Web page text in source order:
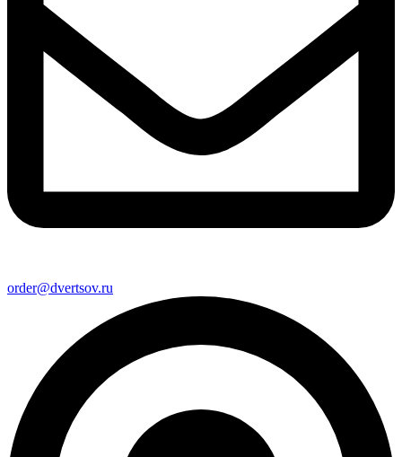
order@dvertsov.ru